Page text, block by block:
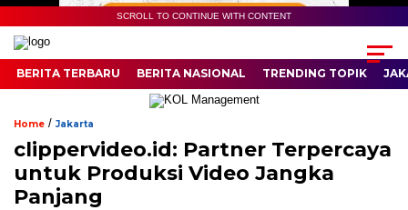
SCROLL TO CONTINUE WITH CONTENT
BERITA TERBARU BERITA NASIONAL TRENDING TOPIK
Home / Jakarta
clippervideo.id: Partner Terpercaya
untuk Produksi Video Jangka
Panjang